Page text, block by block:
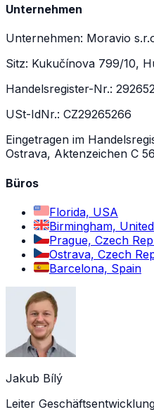
Unternehmen
Unternehmen: Moravio
Sitz: Kukučínova 799/10,
Handelsregister-Nr.:
USt-IdNr.: CZ29265266
Eingetragen im
Ostrava, Aktenzeichen C
Büros
Florida, USA
Birmingham,
Prague, Czech
Ostrava, Czech
Barcelona, Spain
Jakub Bílý
Leiter